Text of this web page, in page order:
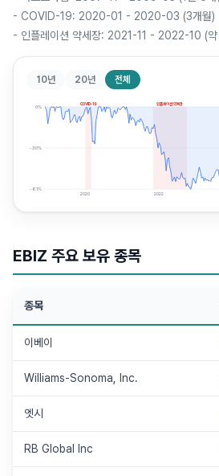
- COVID-19: 2020-01 - 2020-03 (3개월)
- 인플레이션 약세장: 2021-11 - 2022-10 (약
10년 20년 전체
COVID-19 인플레이션 약세장
0%
-30%
-61%
2020 2022
EBIZ 주요 보유 종목
종목
이베이
Williams-Sonoma, Inc.
엣시
RB Global Inc